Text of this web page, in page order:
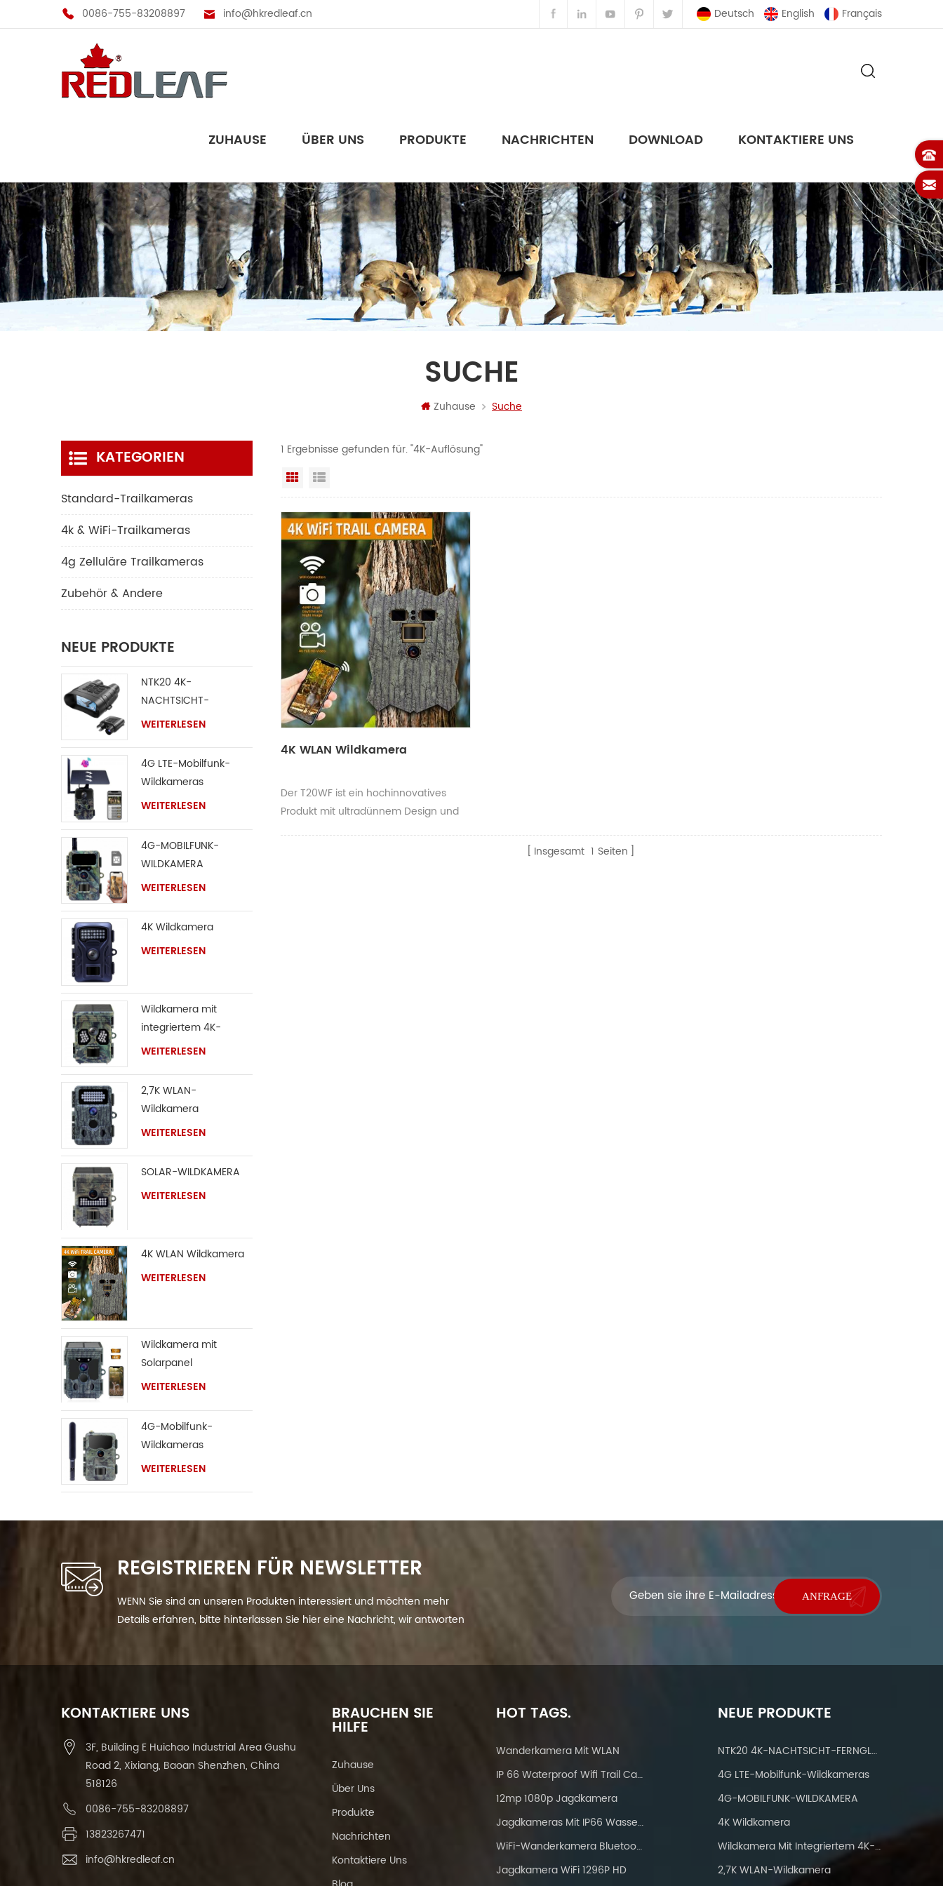
0086-755-83208897 info@hkredleaf.cn Deutsch English Français
ZUHAUSE ÜBER UNS PRODUKTE NACHRICHTEN DOWNLOAD KONTAKTIERE UNS
SUCHE
Zuhause Suche
1 Ergebnisse gefunden für. "4K-Auflösung"
Rasteransicht
4K WLAN Wildkamera
Der T20WF ist ein hochinnovatives
Produkt mit ultradünnem Design und
Insgesamt 1 Seiten
KATEGORIEN
Standard-Trailkameras
4k & WiFi-Trailkameras
4g Zelluläre Trailkameras
Zubehör & Andere
NEUE PRODUKTE
NTK20 4K-
NACHTSICHT-
FERNGLAS
WEITERLESEN
4G LTE-Mobilfunk-
Wildkameras
WEITERLESEN
4G-MOBILFUNK-
WILDKAMERA
WEITERLESEN
4K Wildkamera
WEITERLESEN
Wildkamera mit
integriertem 4K-
Solarpanel
WEITERLESEN
2,7K WLAN-
Wildkamera
WEITERLESEN
SOLAR-WILDKAMERA
WEITERLESEN
4K WLAN Wildkamera
WEITERLESEN
Wildkamera mit
Solarpanel
WEITERLESEN
4G-Mobilfunk-
Wildkameras
WEITERLESEN
REGISTRIEREN FÜR NEWSLETTER
WENN Sie sind an unseren Produkten interessiert und möchten mehr
Details erfahren, bitte hinterlassen Sie hier eine Nachricht, wir antworten
KONTAKTIERE UNS
3F, Building E Huichao Industrial Area Gushu
Road 2, Xixiang, Baoan Shenzhen, China
518126
0086-755-83208897
13823267471
info@hkredleaf.cn
BRAUCHEN SIE
HILFE
Zuhause
Über Uns
Produkte
Nachrichten
Kontaktiere Uns
HOT TAGS.
Wanderkamera Mit WLAN
IP 66 Waterproof Wifi Trail Camera
12mp 1080p Jagdkamera
Jagdkameras Mit IP66 Wasserdicht
WiFi-Wanderkamera Bluetooth 24mp
Jagdkamera WiFi 1296P HD
NEUE PRODUKTE
NTK20 4K-NACHTSICHT-FERNGLAS
4G LTE-Mobilfunk-Wildkameras
4G-MOBILFUNK-WILDKAMERA
4K Wildkamera
Wildkamera Mit Integriertem 4K-Solarpanel
2,7K WLAN-Wildkamera